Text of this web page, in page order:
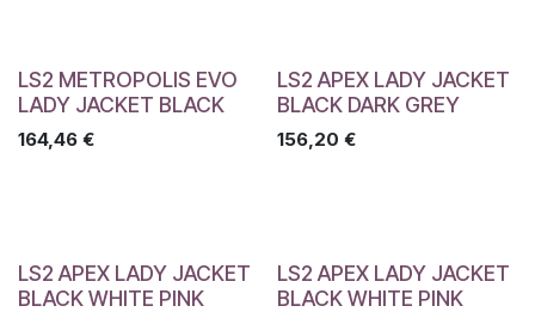
LS2 METROPOLIS EVO
LADY JACKET BLACK
164,46 €
LS2 APEX LADY JACKET
BLACK DARK GREY
156,20 €
LS2 APEX LADY JACKET
BLACK WHITE PINK
LS2 APEX LADY JACKET
BLACK WHITE PINK